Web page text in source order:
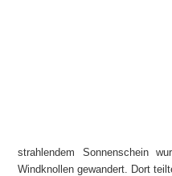
strahlendem Sonnenschein
Windknollen gewandert. Dort